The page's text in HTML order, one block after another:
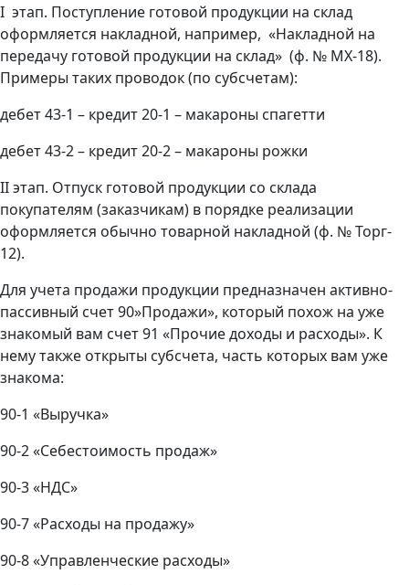
I этап. Поступление готовой продукции на склад
оформляется накладной, например, «Накладной на
передачу готовой продукции на склад» (ф. № МХ-18).
Примеры таких проводок (по субсчетам):
дебет 43-1 – кредит 20-1 – макароны спагетти
дебет 43-2 – кредит 20-2 – макароны рожки
II этап. Отпуск готовой продукции со склада
покупателям (заказчикам) в порядке реализации
оформляется обычно товарной накладной (ф. № Торг-
12).
Для учета продажи продукции предназначен активно-
пассивный счет 90»Продажи», который похож на уже
знакомый вам счет 91 «Прочие доходы и расходы». К
нему также открыты субсчета, часть которых вам уже
знакома:
90-1 «Выручка»
90-2 «Себестоимость продаж»
90-3 «НДС»
90-7 «Расходы на продажу»
90-8 «Управленческие расходы»